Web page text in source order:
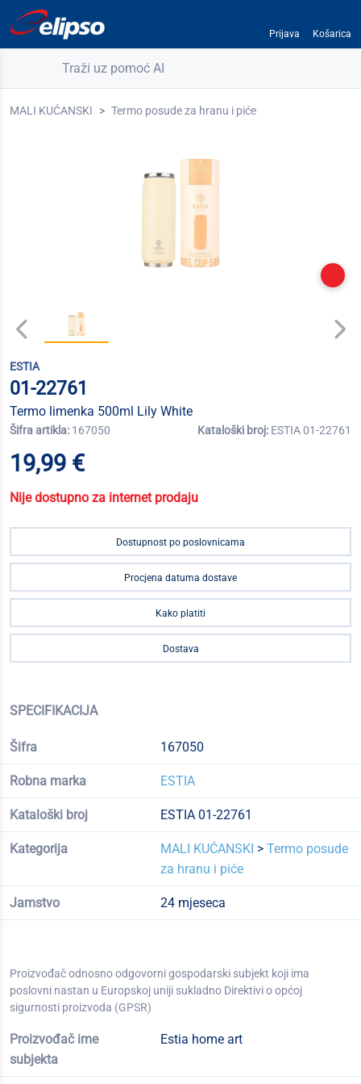
Prijava Košarica
Traži uz pomoć AI
MALI KUĆANSKI Termo posude za hranu i piće
ESTIA
01-22761
Termo limenka 500ml Lily White
Šifra artikla: 167050 Kataloški broj: ESTIA 01-22761
19,99 €
Nije dostupno za internet prodaju
Dostupnost po poslovnicama
Procjena datuma dostave
Kako platiti
Dostava
SPECIFIKACIJA
Šifra 167050
Robna marka ESTIA
Kataloški broj ESTIA 01-22761
Kategorija MALI KUĆANSKI > Termo posude
za hranu i piće
Jamstvo 24 mjeseca
Proizvođač odnosno odgovorni gospodarski subjekt koji ima
poslovni nastan u Europskoj uniji sukladno Direktivi o općoj
sigurnosti proizvoda (GPSR)
Proizvođač ime
subjekta
Estia home art